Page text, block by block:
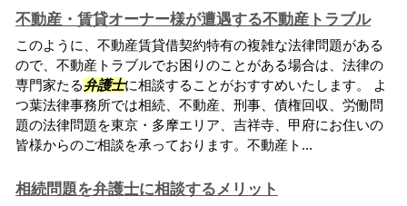
不動産・賃貸オーナー様が遭遇する不動産トラブル
このように、不動産賃貸借契約特有の複雑な法律問題がある
ので、不動産トラブルでお困りのことがある場合は、法律の
専門家たる弁護士に相談することがおすすめいたします。 よ
つ葉法律事務所では相続、不動産、刑事、債権回収、労働問
題の法律問題を東京・多摩エリア、吉祥寺、甲府にお住いの
皆様からのご相談を承っております。不動産ト...
相続問題を弁護士に相談するメリット